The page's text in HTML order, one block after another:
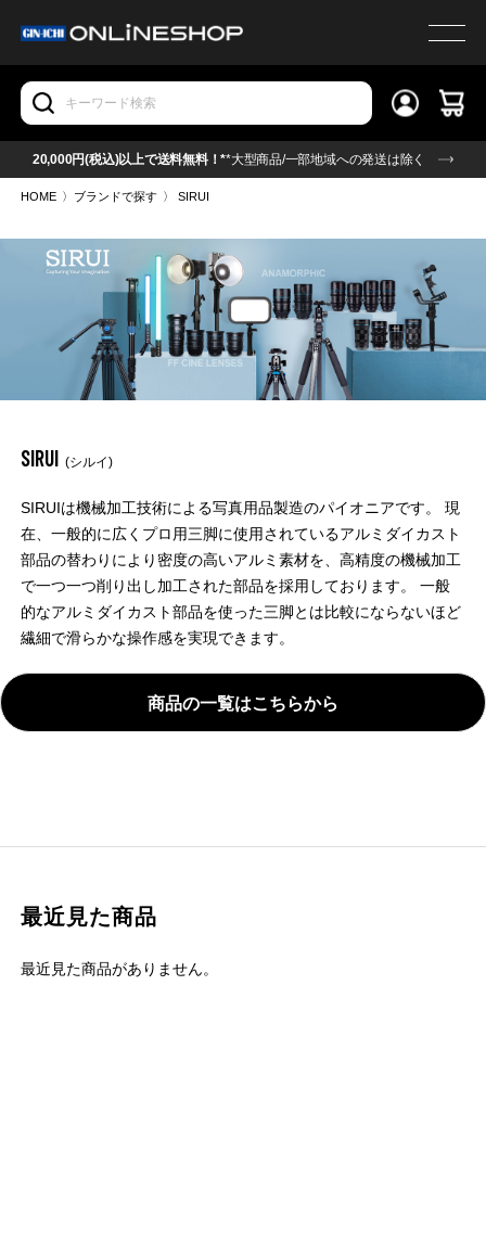
20,000円(税込)以上で送料無料！**大型商品/一部地域への発送は除く
HOME 〉 ブランドで探す 〉SIRUI
SIRUI (シルイ)
SIRUIは機械加工技術による写真用品製造のパイオニアです。 現
在、一般的に広くプロ用三脚に使用されているアルミダイカスト
部品の替わりにより密度の高いアルミ素材を、高精度の機械加工
で一つ一つ削り出し加工された部品を採用しております。 一般
的なアルミダイカスト部品を使った三脚とは比較にならないほど
繊細で滑らかな操作感を実現できます。
商品の一覧はこちらから
最近見た商品
最近見た商品がありません。